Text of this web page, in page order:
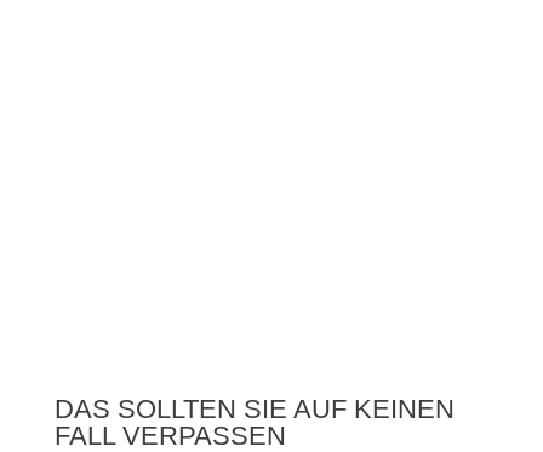
DAS SOLLTEN SIE AUF KEINEN
FALL VERPASSEN